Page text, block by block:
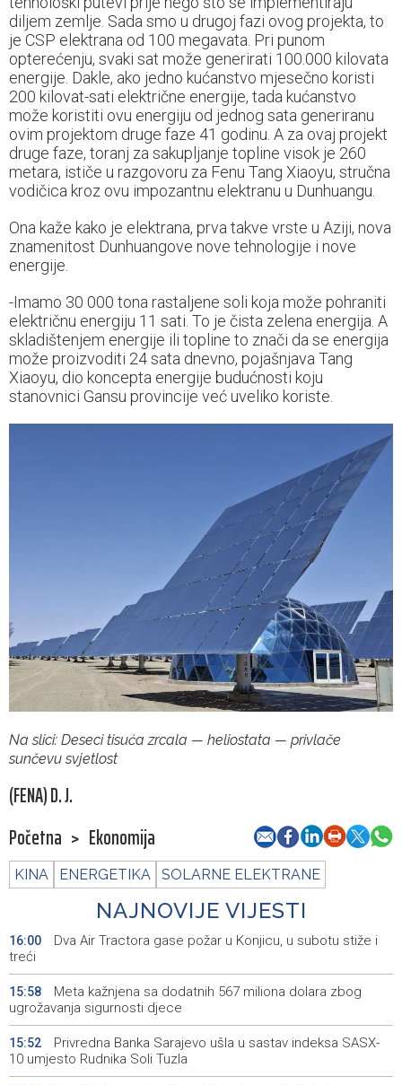
diljem zemlje. Sada smo u drugoj fazi ovog projekta, to
je CSP elektrana od 100 megavata. Pri punom
opterećenju, svaki sat može generirati 100.000 kilovata
energije. Dakle, ako jedno kućanstvo mjesečno koristi
200 kilovat-sati električne energije, tada kućanstvo
može koristiti ovu energiju od jednog sata generiranu
ovim projektom druge faze 41 godinu. A za ovaj projekt
druge faze, toranj za sakupljanje topline visok je 260
metara, ističe u razgovoru za Fenu Tang Xiaoyu, stručna
vodičica kroz ovu impozantnu elektranu u Dunhuangu.
Ona kaže kako je elektrana, prva takve vrste u Aziji, nova
znamenitost Dunhuangove nove tehnologije i nove
energije.
-Imamo 30 000 tona rastaljene soli koja može pohraniti
električnu energiju 11 sati. To je čista zelena energija. A
skladištenjem energije ili topline to znači da se energija
može proizvoditi 24 sata dnevno, pojašnjava Tang
Xiaoyu, dio koncepta energije budućnosti koju
stanovnici Gansu provincije već uveliko koriste.
Na slici: Deseci tisuća zrcala — heliostata — privlače
sunčevu svjetlost
(FENA) D. J.
Početna > Ekonomija
KINA ENERGETIKA SOLARNE ELEKTRANE
NAJNOVIJE VIJESTI
16:00
Dva Air Tractora gase požar u Konjicu, u subotu stiže i
treći
15:58
Meta kažnjena sa dodatnih 567 miliona dolara zbog
ugrožavanja sigurnosti djece
15:52
Privredna Banka Sarajevo ušla u sastav indeksa SASX-
10 umjesto Rudnika Soli Tuzla